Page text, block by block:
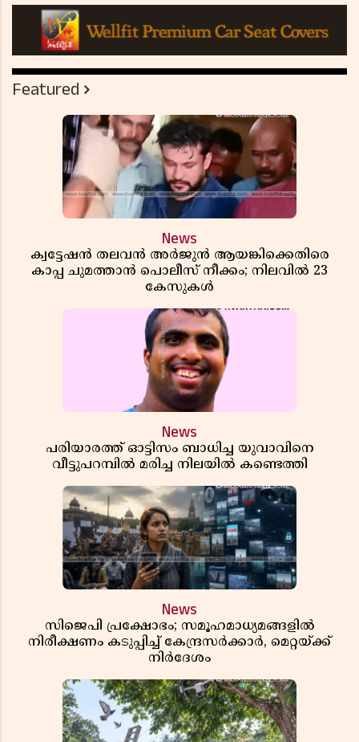
Featured
News
ക്വട്ടേഷൻ തലവൻ അർജുൻ ആയങ്കിക്കെതിരെ
കാപ്പ ചുമത്താൻ പൊലീസ് നീക്കം; നിലവിൽ 23
കേസുകൾ
News
പരിയാരത്ത് ഓട്ടിസം ബാധിച്ച യുവാവിനെ
വീട്ടുപറമ്പിൽ മരിച്ച നിലയിൽ കണ്ടെത്തി
News
സിജെപി പ്രക്ഷോഭം; സമൂഹമാധ്യമങ്ങളിൽ
നിരീക്ഷണം കടുപ്പിച്ച് കേന്ദ്രസർക്കാർ, മെറ്റയ്ക്ക്
നിർദേശം